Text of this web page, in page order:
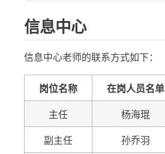
信息中心
信息中心老师的联系方式如下：
岗位名称 在岗人员名单
主任 杨海琨
副主任 孙乔羽